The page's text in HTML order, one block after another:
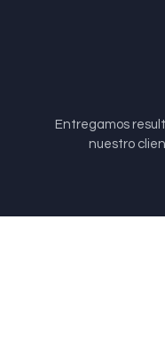
Entregamos
nuestro